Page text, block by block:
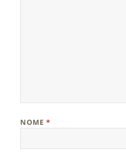
NOME *